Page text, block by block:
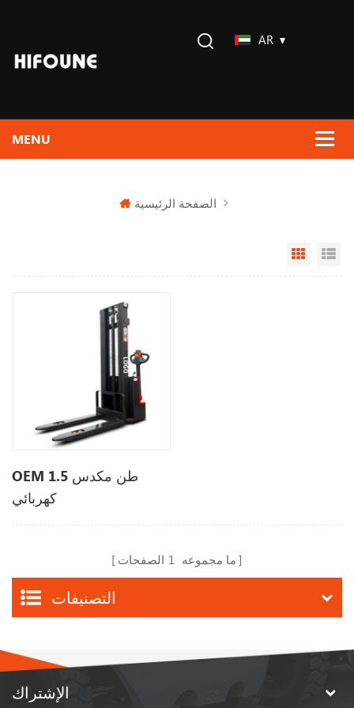
AR
الصفحة الرئيسية
Grid
OEM 1.5 طن مكدس
كهربائي
ما مجموعه 1 الصفحات
التصنيفات
الإشتراك